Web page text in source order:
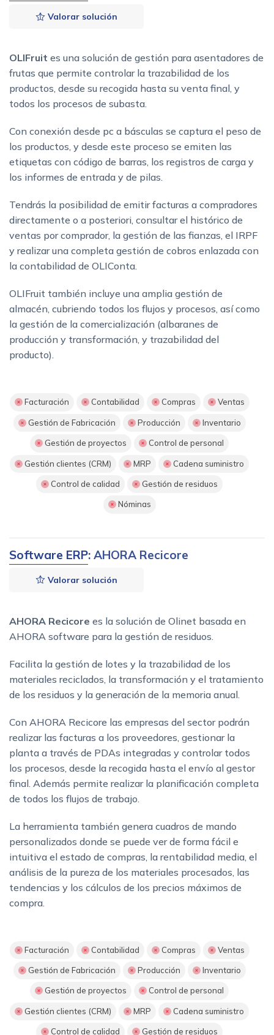
Valorar solución
OLIFruit es una solución de gestión para asentadores de
frutas que permite controlar la trazabilidad de los
productos, desde su recogida hasta su venta final, y
todos los procesos de subasta.
Con conexión desde pc a básculas se captura el peso de
los productos, y desde este proceso se emiten las
etiquetas con código de barras, los registros de carga y
los informes de entrada y de pilas.
Tendrás la posibilidad de emitir facturas a compradores
directamente o a posteriori, consultar el histórico de
ventas por comprador, la gestión de las fianzas, el IRPF
y realizar una completa gestión de cobros enlazada con
la contabilidad de OLIConta.
OLIFruit también incluye una amplia gestión de
almacén, cubriendo todos los flujos y procesos, así como
la gestión de la comercialización (albaranes de
producción y transformación, y trazabilidad del
producto).
Facturación Contabilidad Compras Ventas
Gestión de Fabricación Producción Inventario
Gestión de proyectos Control de personal
Gestión clientes (CRM) MRP Cadena suministro
Control de calidad Gestión de residuos
Nóminas
Software ERP: AHORA Recicore
Valorar solución
AHORA Recicore es la solución de Olinet basada en
AHORA software para la gestión de residuos.
Facilita la gestión de lotes y la trazabilidad de los
materiales reciclados, la transformación y el tratamiento
de los residuos y la generación de la memoria anual.
Con AHORA Recicore las empresas del sector podrán
realizar las facturas a los proveedores, gestionar la
planta a través de PDAs integradas y controlar todos
los procesos, desde la recogida hasta el envío al gestor
final. Además permite realizar la planificación completa
de todos los flujos de trabajo.
La herramienta también genera cuadros de mando
personalizados donde se puede ver de forma fácil e
intuitiva el estado de compras, la rentabilidad media, el
análisis de la pureza de los materiales procesados, las
tendencias y los cálculos de los precios máximos de
compra.
Facturación Contabilidad Compras Ventas
Gestión de Fabricación Producción Inventario
Gestión de proyectos Control de personal
Gestión clientes (CRM) MRP Cadena suministro
Control de calidad Gestión de residuos